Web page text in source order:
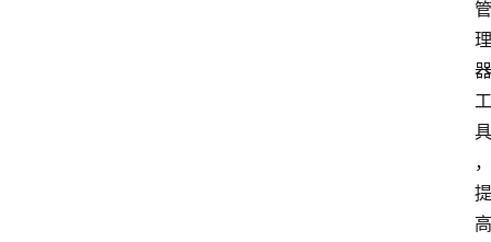
管
理
器
工
具
，
提
高